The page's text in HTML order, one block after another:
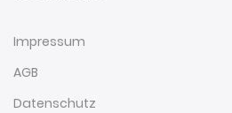
Impressum
AGB
Datenschutz